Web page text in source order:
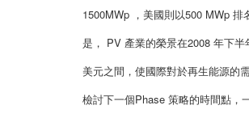
1500MWp ，美國則以500 MWp
是， PV 產業的榮景在2008 年下
美元之間，使國際對於再生能源的
檢討下一個Phase 策略的時間點，